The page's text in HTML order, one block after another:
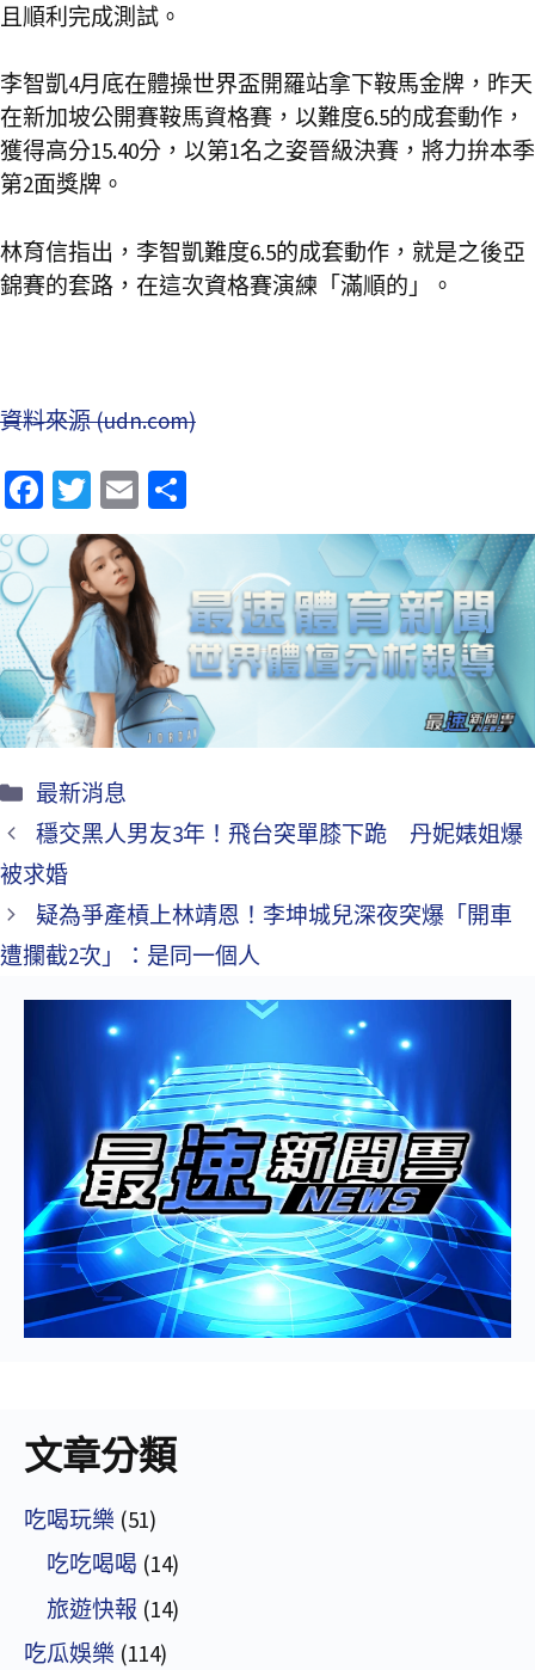
且順利完成測試。
李智凱4月底在體操世界盃開羅站拿下鞍馬金牌，昨天
在新加坡公開賽鞍馬資格賽，以難度6.5的成套動作，
獲得高分15.40分，以第1名之姿晉級決賽，將力拚本季
第2面獎牌。
林育信指出，李智凱難度6.5的成套動作，就是之後亞
錦賽的套路，在這次資格賽演練「滿順的」。
資料來源 (udn.com)
Fa
ce
b
o
o
k
T
wi
tt
er
E
m
ai
l
享
最新消息
穩交黑人男友3年！飛台突單膝下跪 丹妮婊姐爆
被求婚
疑為爭產槓上林靖恩！李坤城兒深夜突爆「開車
遭攔截2次」：是同一個人
文章分類
吃喝玩樂 (51)
吃吃喝喝 (14)
旅遊快報 (14)
吃瓜娛樂 (114)